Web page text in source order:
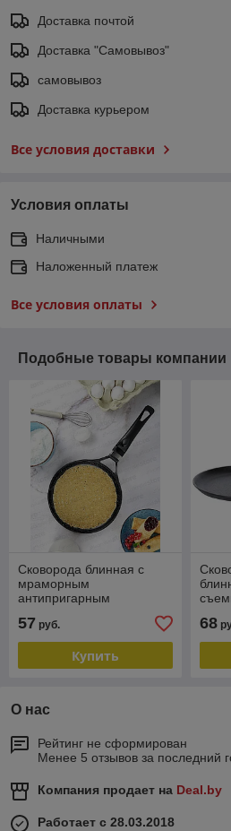
Доставка почтой
Доставка "Самовывоз"
самовывоз
Доставка курьером
Все условия доставки
Условия оплаты
Наличными
Наложенный платеж
Все условия оплаты
Подобные товары компании
Сковорода блинная с
мраморным
антипригарным
покрытием 24 см Kamille
КМ-4475
57 руб.
Купить
68
О нас
Рейтинг не сформирован
Менее 5 отзывов за последний
Компания продает на Deal.by
Работает с 28.03.2018